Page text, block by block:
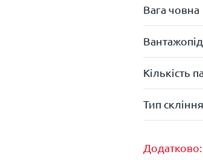
Вага човна
Кількість
Тип скління
Додатково: